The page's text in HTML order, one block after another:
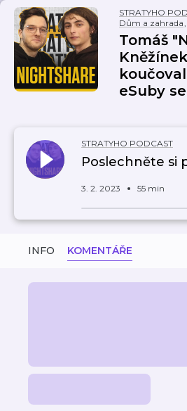
STRATYHO
Dům a zahrada,
Tomáš
koučoval
eSuby
STRATYHO PODCAST
Poslechněte si
3. 2. 2023 55 min
INFO KOMENTÁŘE